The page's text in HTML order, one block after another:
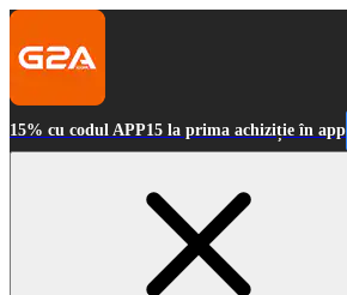
15% cu codul APP15 la prima achiziție în app